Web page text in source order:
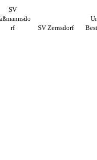
SV
rf
SV Zernsdorf